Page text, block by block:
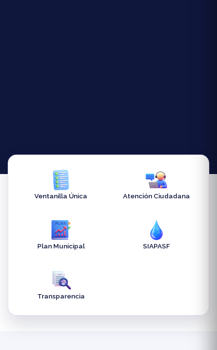
Ventanilla Única Atención Ciudadana
Plan Municipal SIAPASF
Transparencia